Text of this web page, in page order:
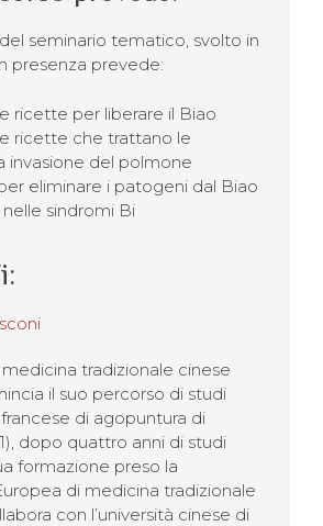
seminario tematico, svolto in
presenza prevede:
ricette per liberare il Biao
ricette che trattano le
invasione del polmone
eliminare i patogeni dal Biao
sindromi Bi
tradizionale cinese
il suo percorso di studi
di agopuntura di
dopo quattro anni di studi
formazione preso la
di medicina tradizionale
con l’università cinese di